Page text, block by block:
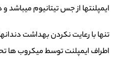
ایمپلنتها از جس تیتانیوم
تنها با رعایت نکردن بهداشت